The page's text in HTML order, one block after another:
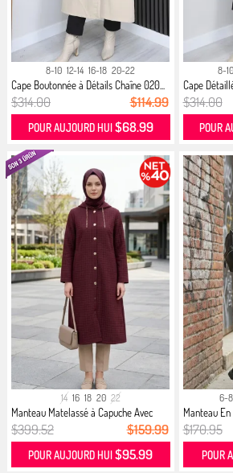
8-10 12-14 16-18 20-22
Cape Boutonnée à Détails Chaîne 020...
$314.00 $114.99
POUR AUJOURD HUI $68.99
8-10
Cape
$314.00
POUR
14 16 18 20 22
Manteau Matelassé à Capuche Avec
Dé...
$399.52 $159.99
POUR AUJOURD HUI$95.99
6-8
Manteau
B...
$170.95
POUR